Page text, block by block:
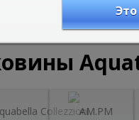
Санфаянс и